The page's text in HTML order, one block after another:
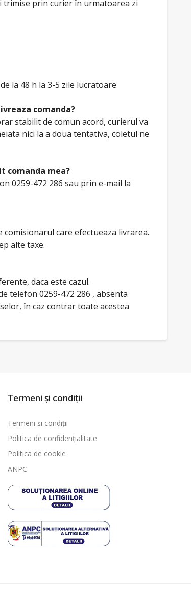
trimise prin curier în urmatoarea zi
la 48 h la 3-5 zile lucratoare
comanda?
stabilit de comun acord, curierul va
nici la a doua tentativa, coletul ne
comanda mea?
0259-472 286 sau prin e-mail la
care efectueaza livrarea.
alte taxe.
daca este cazul.
telefon 0259-472 286 , absenta
în caz contrar toate acestea
Termeni și condiții
Termeni și condiții
Politica de confidențialitate
Politica de cookie
ANPC